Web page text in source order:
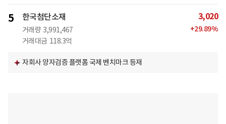
5 한국첨단소재
거래량 3,991,467
거래대금 118.3억
3,020
+29.89%
자회사 양자검증 플랫폼 국제 벤치마크 등재